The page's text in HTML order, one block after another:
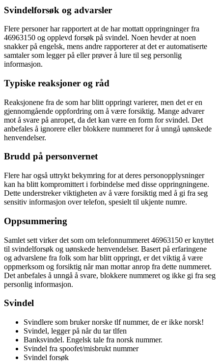
Svindelforsøk og advarsler
Flere personer har rapportert at de har mottatt oppringninger fra
46963150 og opplevd forsøk på svindel. Noen hevder at noen
snakker på engelsk, mens andre rapporterer at det er automatiserte
samtaler som legger på eller prøver å lure til seg personlig
informasjon.
Typiske reaksjoner og råd
Reaksjonene fra de som har blitt oppringt varierer, men det er en
gjennomgående oppfordring om å være forsiktig. Mange advarer
mot å svare på anropet, da det kan være en form for svindel. Det
anbefales å ignorere eller blokkere nummeret for å unngå uønskede
henvendelser.
Brudd på personvernet
Flere har også uttrykt bekymring for at deres personopplysninger
kan ha blitt kompromittert i forbindelse med disse oppringningene.
Dette understreker viktigheten av å være forsiktig med å gi fra seg
sensitiv informasjon over telefon, spesielt til ukjente numre.
Oppsummering
Samlet sett virker det som om telefonnummeret 46963150 er knyttet
til svindelforsøk og uønskede henvendelser. Basert på erfaringene
og advarslene fra folk som har blitt oppringt, er det viktig å være
oppmerksom og forsiktig når man mottar anrop fra dette nummeret.
Det anbefales å unngå å svare, blokkere nummeret og ikke gi fra seg
personlig informasjon.
Svindel
Svindlere som bruker norske tlf nummer, de er ikke norsk!
Svindel, legger på når du tar tlfen
Banksvindel. Engelsk tale fra norsk nummer.
Svindel fra spoofet/misbrukt nummer
Svindel forsøk